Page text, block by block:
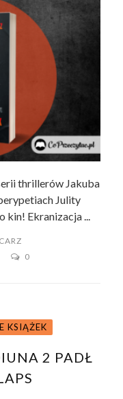
thrillerów Jakuba
Julity
Ekranizacja ...
0
KSIĄŻEK
2 PADŁ